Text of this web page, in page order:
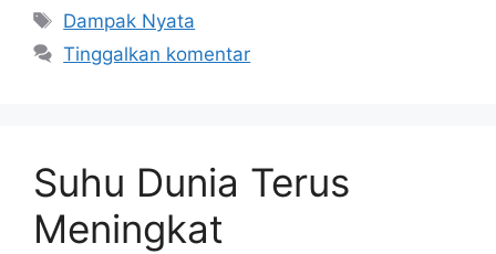
Tag
Dampak Nyata
Tinggalkan komentar
Suhu Dunia Terus
Meningkat